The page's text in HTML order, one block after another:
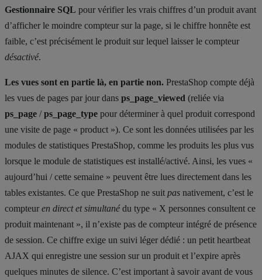
Gestionnaire SQL pour vérifier les vrais chiffres d’un produit avant
d’afficher le moindre compteur sur la page, si le chiffre honnête est
faible, c’est précisément le produit sur lequel laisser le compteur
désactivé.
Les vues sont en partie là, en partie non. PrestaShop compte déjà
les vues de pages par jour dans ps_page_viewed (reliée via
ps_page /ps_page_type pour déterminer à quel produit correspond
une visite de page « product »). Ce sont les données utilisées par les
modules de statistiques PrestaShop, comme les produits les plus vus
lorsque le module de statistiques est installé/activé. Ainsi, les vues «
aujourd’hui / cette semaine » peuvent être lues directement dans les
tables existantes. Ce que PrestaShop ne suit pas nativement, c’est le
compteur en direct et simultanédu type « X personnes consultent ce
produit maintenant », il n’existe pas de compteur intégré de présence
de session. Ce chiffre exige un suivi léger dédié : un petit heartbeat
AJAX qui enregistre une session sur un produit et l’expire après
quelques minutes de silence. C’est important à savoir avant de vous